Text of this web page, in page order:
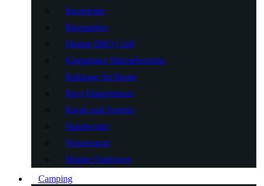
Bootsleiter
Bootsanker
Marine BBQ Grill
Klappbarer Marinebootsitz
Bullauge für Boote
Boot Flaggenmast
Kajak und Angeln
Handwinde
Wassersport
Marine Hardware
Camping